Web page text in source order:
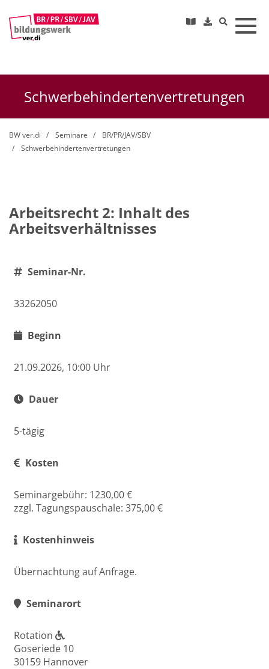
Schwerbehindertenvertretungen
BW ver.di Seminare
BR/PR/JAV/SBV
Schwerbehindertenvertretungen
Arbeitsrecht 2: Inhalt des
Arbeitsverhältnisses
Seminar-Nr.
33262050
Beginn
21.09.2026, 10:00 Uhr
Dauer
5-tägig
Kosten
Seminargebühr: 1230,00 €
zzgl. Tagungspauschale: 375,00 €
Kostenhinweis
Übernachtung auf Anfrage.
Seminarort
Rotation
Goseriede 10
30159 Hannover